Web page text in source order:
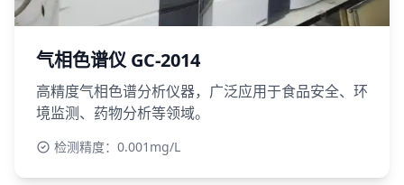
气相色谱仪 GC-2014
高精度气相色谱分析仪器，广泛应用于食品安全、环
境监测、药物分析等领域。
检测精度：0.001mg/L